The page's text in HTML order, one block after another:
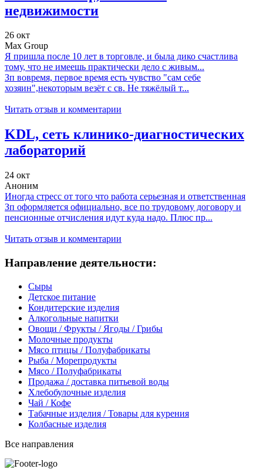
недвижимости
26 окт
Max Group
Я пришла после 10 лет в торговле, и была дико счастлива
тому, что не имеешь практически дело с живым...
Зп вовремя, первое время есть чувство "сам себе
хозяин",некоторым везёт с св. Не тяжёлый т...
Читать отзыв и комментарии
KDL, сеть клинико-диагностических
лабораторий
24 окт
Аноним
Иногда стресс от того что работа серьезная и ответственная
Зп оформляется официально, все по трудовому договору и
пенсионные отчисления идут куда надо. Плюс пр...
Читать отзыв и комментарии
Направление деятельности:
Сыры
Детское питание
Кондитерские изделия
Алкогольные напитки
Овощи / Фрукты / Ягоды / Грибы
Молочные продукты
Мясо птицы / Полуфабрикаты
Рыба / Морепродукты
Мясо / Полуфабрикаты
Продажа / доставка питьевой воды
Хлебобулочные изделия
Чай / Кофе
Табачные изделия / Товары для курения
Колбасные изделия
Все направления